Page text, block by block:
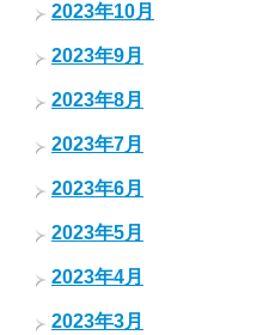
2023年10月
2023年9月
2023年8月
2023年7月
2023年6月
2023年5月
2023年4月
2023年3月